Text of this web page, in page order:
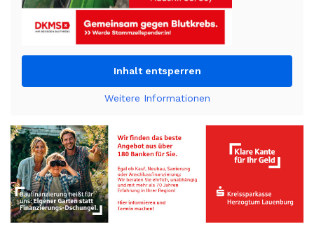
Inhalt entsperren
Weitere Informationen